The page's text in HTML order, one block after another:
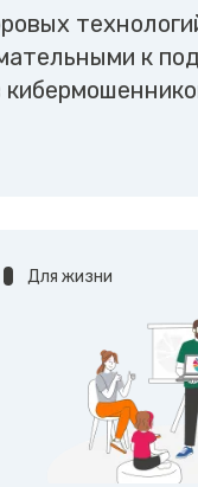
к
Для жизни